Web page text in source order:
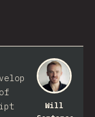
Will